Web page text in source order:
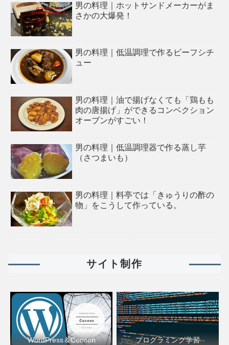
男の料理｜ホットサンドメーカーがま
さかの大爆発！
男の料理｜低温調理で作るビーフシチ
ュー
男の料理｜油で揚げなくても「鶏もも
肉の唐揚げ」ができるコンベクション
オーブンがすごい！
男の料理｜低温調理器で作る蒸し芋
（さつまいも）
男の料理｜料亭では「きゅうりの酢の
物」をこうして作っている。
サイト制作
WordPress＆Cocoon プログラミング学習